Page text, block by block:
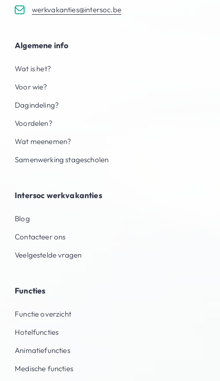
werkvakanties@intersoc.be
Algemene info
Wat is het?
Voor wie?
Dagindeling?
Voordelen?
Wat meenemen?
Samenwerking stagescholen
Intersoc werkvakanties
Blog
Contacteer ons
Veelgestelde vragen
Functies
Functie overzicht
Hotelfuncties
Animatiefuncties
Medische functies